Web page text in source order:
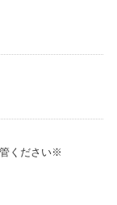
ください※